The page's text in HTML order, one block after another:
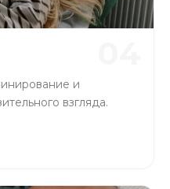
и
взгляда.